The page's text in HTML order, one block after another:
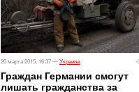
20 марта 2015, 16:37 —Украина
Граждан Германии смогут
лишать гражданства за